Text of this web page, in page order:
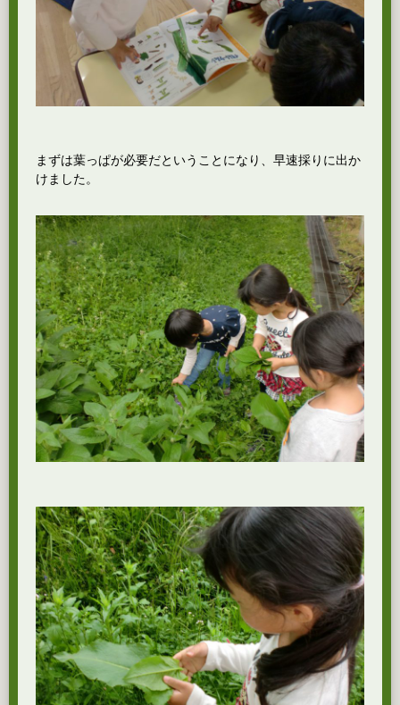
まずは葉っぱが必要だということになり、早速採りに出か
けました。